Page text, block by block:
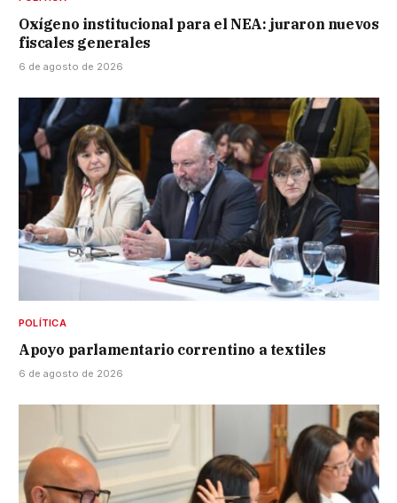
Oxígeno institucional para el NEA: juraron nuevos
fiscales generales
6 de agosto de 2026
POLÍTICA
Apoyo parlamentario correntino a textiles
6 de agosto de 2026